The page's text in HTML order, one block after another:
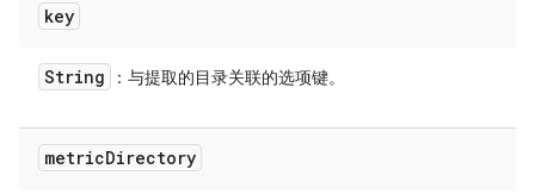
key
String ：与提取的目录关联的选项键。
metricDirectory